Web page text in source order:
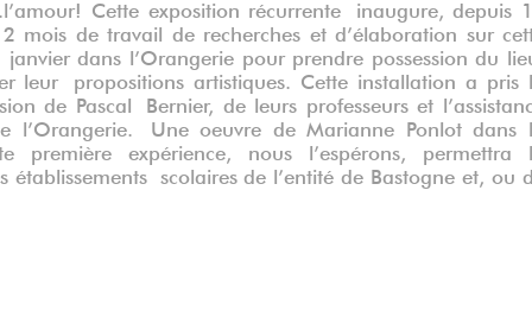
Cette exposition récurrente inaugure, depuis
mois de travail de recherches et d’élaboration sur
dans l’Orangerie pour prendre possession du
leur propositions artistiques. Cette installation a pris
de Pascal Bernier, de leurs professeurs et
l’Orangerie. Une oeuvre de Marianne Ponlot dans
première expérience, nous l’espérons, permettra
établissements scolaires de l’entité de Bastogne et, ou